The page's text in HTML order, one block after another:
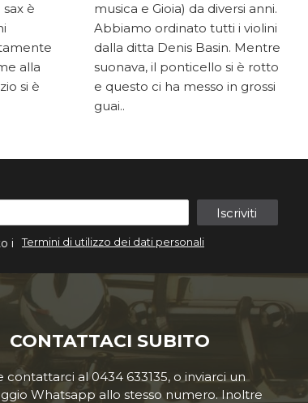
è
alla
si è
musica e Gioia) da diversi anni.
Abbiamo ordinato tutti i violini
dalla ditta Denis Basin. Mentre
suonava, il ponticello si è rotto
e questo ci ha messo in grossi
guai..
Iscriviti
i Termini di utilizzo dei dati personali
CONTATTACI SUBITO
contattarci al 0434 633135, o inviarci un
Whatsapp allo stesso numero. Inoltre